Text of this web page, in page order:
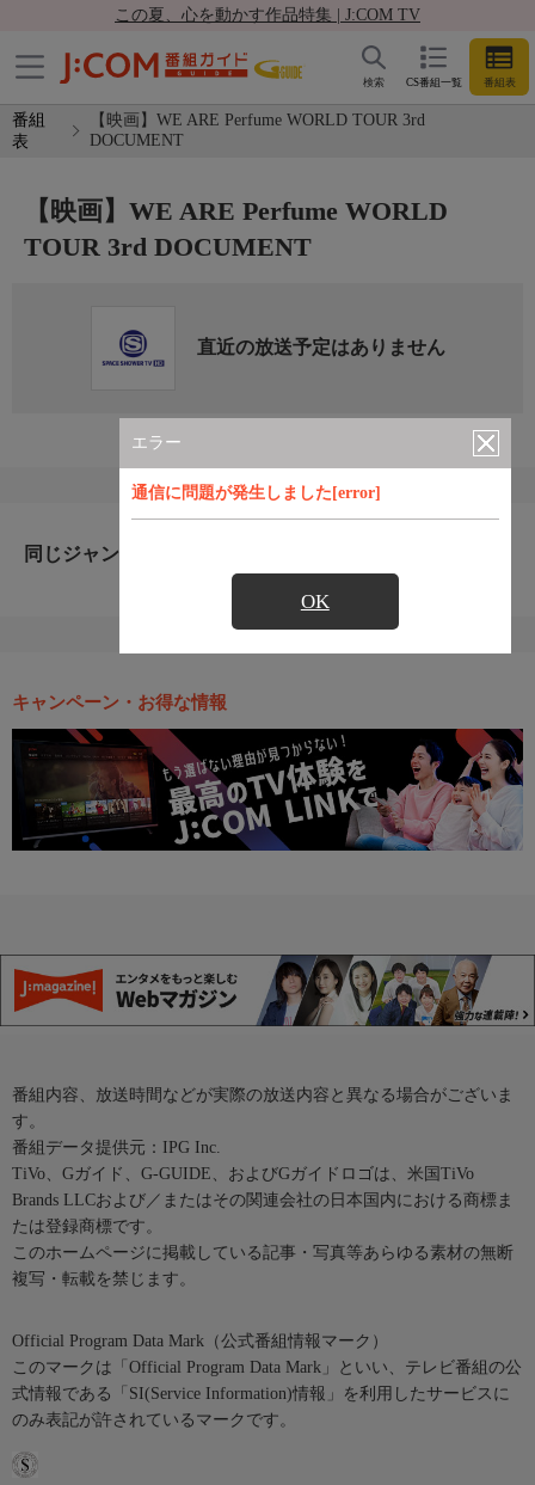
この夏、心を動かす作品特集 | J:COM TV
CS番組一覧 番組表
検索
番組
表
【映画】WE ARE Perfume WORLD TOUR 3rd
DOCUMENT
エラー
通信に問題が発生しました[error]
OK
【映画】WE ARE Perfume WORLD
TOUR 3rd DOCUMENT
直近の放送予定はありません
同じジャンルのおすすめ番組
キャンペーン・お得な情報
番組内容、放送時間などが実際の放送内容と異なる場合がございま
す。
番組データ提供元：IPG Inc.
TiVo、Gガイド、G-GUIDE、およびGガイドロゴは、米国TiVo
Brands LLCおよび／またはその関連会社の日本国内における商標ま
たは登録商標です。
このホームページに掲載している記事・写真等あらゆる素材の無断
複写・転載を禁じます。
Official Program Data Mark（公式番組情報マーク）
このマークは「Official Program Data Mark」といい、テレビ番組の公
式情報である「SI(Service Information)情報」を利用したサービスに
のみ表記が許されているマークです。